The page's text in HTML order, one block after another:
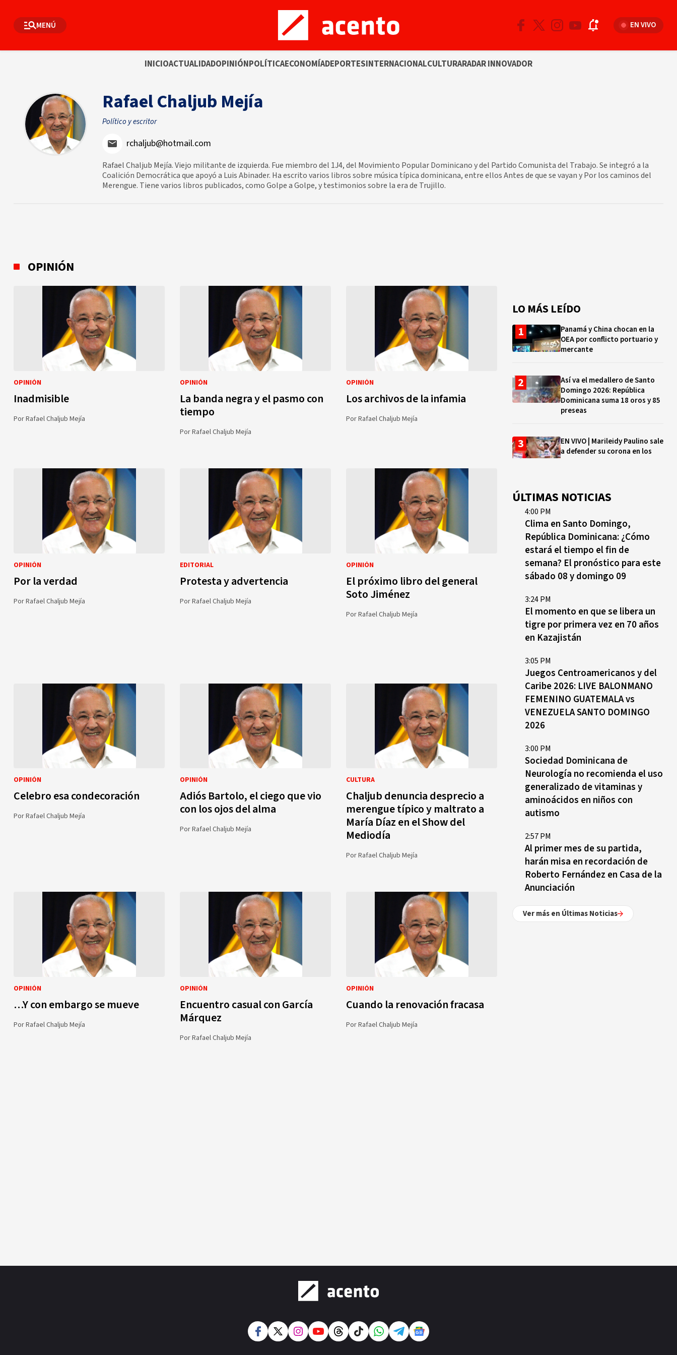
MENÚ EN VIVO
INICIOACTUALIDADOPINIÓNPOLÍTICAECONOMÍADEPORTESINTERNACIONALCULTURARADAR INNOVADOR
Rafael Chaljub Mejía
Político y escritor
rchaljub@hotmail.com
Rafael Chaljub Mejía. Viejo militante de izquierda. Fue miembro del 1J4, del Movimiento Popular Dominicano y del Partido Comunista del Trabajo. Se integró a la
Coalición Democrática que apoyó a Luis Abinader. Ha escrito varios libros sobre música típica dominicana, entre ellos Antes de que se vayan y Por los caminos del
Merengue. Tiene varios libros publicados, como Golpe a Golpe, y testimonios sobre la era de Trujillo.
OPINIÓN
OPINIÓN
Inadmisible
PorRafael Chaljub Mejía
OPINIÓN
La banda negra y el pasmo con
tiempo
PorRafael Chaljub Mejía
OPINIÓN
Los archivos de la infamia
PorRafael Chaljub Mejía
OPINIÓN
Por la verdad
PorRafael Chaljub Mejía
EDITORIAL
Protesta y advertencia
PorRafael Chaljub Mejía
OPINIÓN
El próximo libro del general
Soto Jiménez
PorRafael Chaljub Mejía
OPINIÓN
Celebro esa condecoración
PorRafael Chaljub Mejía
OPINIÓN
Adiós Bartolo, el ciego que vio
con los ojos del alma
PorRafael Chaljub Mejía
CULTURA
Chaljub denuncia desprecio a
merengue típico y maltrato a
María Díaz en el Show del
Mediodía
PorRafael Chaljub Mejía
OPINIÓN
…Y con embargo se mueve
PorRafael Chaljub Mejía
OPINIÓN
Encuentro casual con García
Márquez
PorRafael Chaljub Mejía
OPINIÓN
Cuando la renovación fracasa
PorRafael Chaljub Mejía
LO MÁS LEÍDO
Panamá y China chocan en la
OEA por conflicto portuario y
mercante
Así va el medallero de Santo
Domingo 2026: República
Dominicana suma 18 oros y 85
preseas
EN VIVO | Marileidy Paulino sale
a defender su corona en los
Bono a Mil 2026-2027: cómo
consultar si están tus hijos e
puedes cobrar
¿Qué se celebra hoy en el
mundo? Efemérides del 5 de
agosto, hechos y
conmemoraciones de esta
ÚLTIMAS NOTICIAS
4:00 PM
Clima en Santo Domingo,
República Dominicana: ¿Cómo
estará el tiempo el fin de
semana? El pronóstico para este
sábado 08 y domingo 09
3:24 PM
El momento en que se libera un
tigre por primera vez en 70 años
en Kazajistán
3:05 PM
Juegos Centroamericanos y del
Caribe 2026: LIVE BALONMANO
FEMENINO GUATEMALA vs
VENEZUELA SANTO DOMINGO
2026
3:00 PM
Sociedad Dominicana de
Neurología no recomienda el uso
generalizado de vitaminas y
aminoácidos en niños con
autismo
2:57 PM
Al primer mes de su partida,
harán misa en recordación de
Roberto Fernández en Casa de la
Anunciación
Ver más en Últimas Noticias